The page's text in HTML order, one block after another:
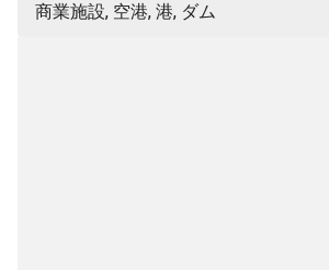
商業施設, 空港, 港, ダム